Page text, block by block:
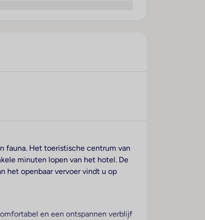
fauna. Het toeristische centrum van
minuten lopen van het hotel. De
het openbaar vervoer vindt u op
en een ontspannen verblijf